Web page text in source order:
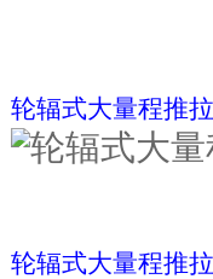
轮辐式大量程推
轮辐式大量程推